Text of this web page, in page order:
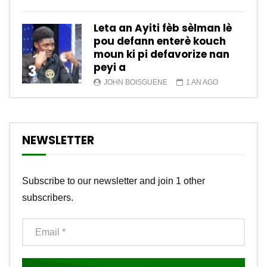
3
Leta an Ayiti fèb sèlman lè
pou defann enterè kouch
moun ki pi defavorize nan
peyi a
JOHN BOISGUENE 1 AN AGO
NEWSLETTER
Subscribe to our newsletter and join 1 other
subscribers.